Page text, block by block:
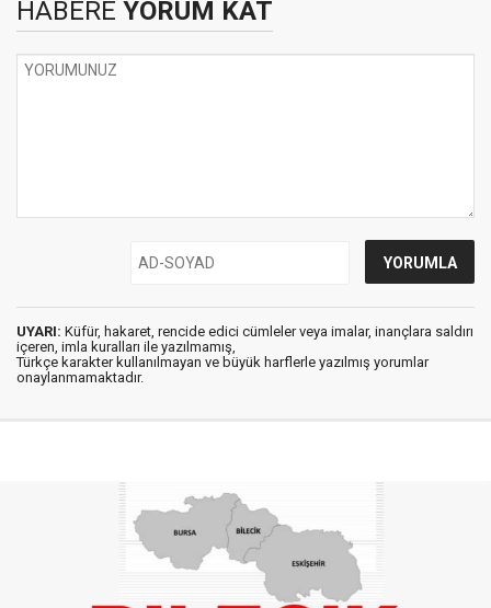
HABERE YORUM KAT
UYARI: Küfür, hakaret, rencide edici cümleler veya imalar, inançlara saldırı
içeren, imla kuralları ile yazılmamış,
Türkçe karakter kullanılmayan ve büyük harflerle yazılmış yorumlar
onaylanmamaktadır.